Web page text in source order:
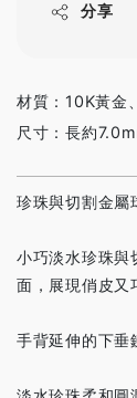
分享
材質：10K黃金
尺寸：長約
珍珠與切割金屬
小巧淡水珍珠與
面，展現俏皮又
手背延伸的下垂